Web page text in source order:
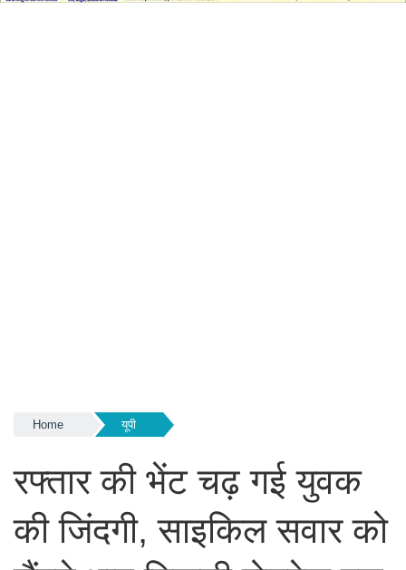
Home यूपी
रफ्तार की भेंट चढ़ गई युवक
की जिंदगी, साइकिल सवार को